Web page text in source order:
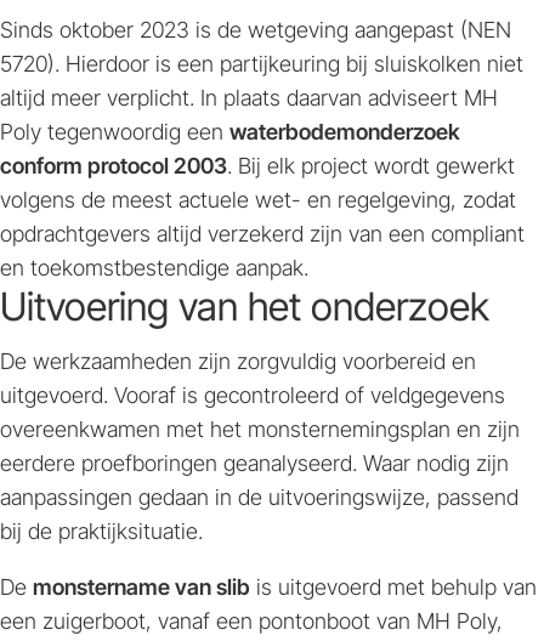
Sinds oktober 2023 is de wetgeving aangepast (NEN
5720). Hierdoor is een partijkeuring bij sluiskolken niet
altijd meer verplicht. In plaats daarvan adviseert MH
Poly tegenwoordig een waterbodemonderzoek
conform protocol 2003. Bij elk project wordt gewerkt
volgens de meest actuele wet- en regelgeving, zodat
opdrachtgevers altijd verzekerd zijn van een compliant
en toekomstbestendige aanpak.
Uitvoering van het onderzoek
De werkzaamheden zijn zorgvuldig voorbereid en
uitgevoerd. Vooraf is gecontroleerd of veldgegevens
overeenkwamen met het monsternemingsplan en zijn
eerdere proefboringen geanalyseerd. Waar nodig zijn
aanpassingen gedaan in de uitvoeringswijze, passend
bij de praktijksituatie.
De monstername van slib is uitgevoerd met behulp van
een zuigerboot, vanaf een pontonboot van MH Poly,